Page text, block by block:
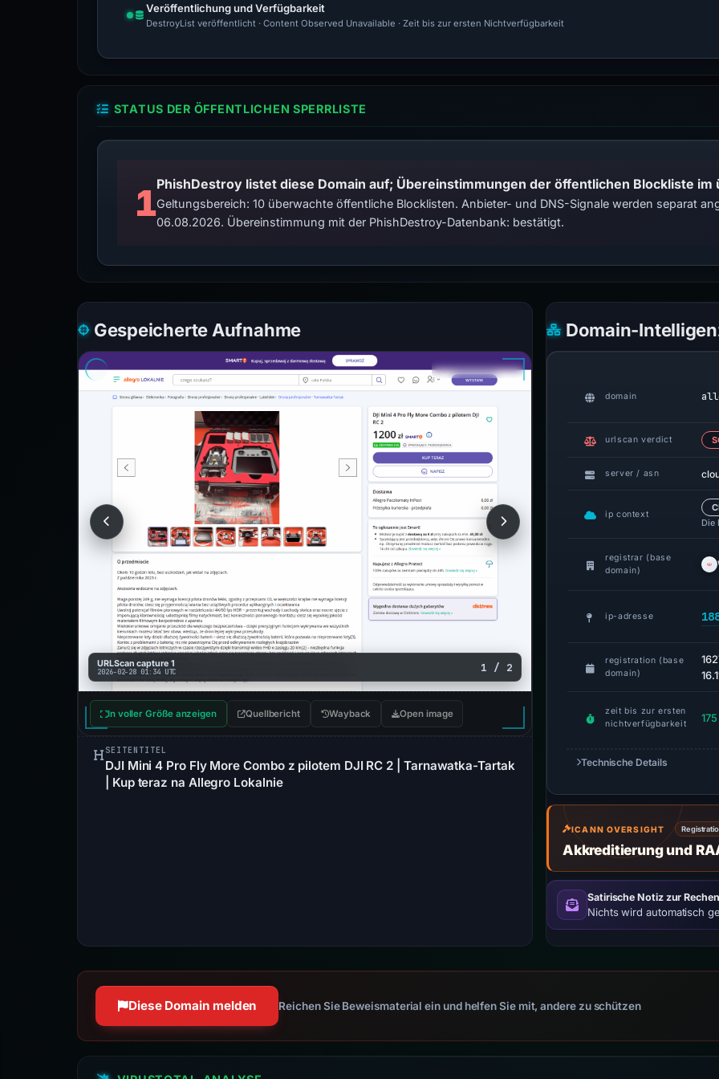
Veröffentlichung und Verfügbarkeit
DestroyList veröffentlicht · Content Observed Unavailable · Zeit bis zur ersten Nichtverfügbarkeit
STATUS DER ÖFFENTLICHEN SPERRLISTE
1PhishDestroy listet diese Domain auf; Übereinstimmungen der öffentlichen Blockliste im
Geltungsbereich: 10 überwachte öffentliche Blocklisten. Anbieter- und DNS-Signale werden separat
06.08.2026. Übereinstimmung mit der PhishDestroy-Datenbank: bestätigt.
Gespeicherte Aufnahme
URLScan capture 1
2026-02-28 01:34 UTC 1 / 2
In voller Größe anzeigen Quellbericht Wayback Open image
SEITENTITEL
DJI Mini 4 Pro Fly More Combo z pilotem DJI RC 2 | Tarnawatka-Tartak
| Kup teraz na Allegro Lokalnie
Domain-
domain
urlscan verdict
server / asn
ip context
Die
registrar (base
domain)
ip-adresse
registration (base
domain)
zeit bis zur ersten
nichtverfügbarkeit
Technische Details
ICANN OVERSIGHT
Akkreditierung und
Satirische Notiz zur
Nichts wird automatisch
Diese Domain melden Reichen Sie Beweismaterial ein und helfen Sie mit, andere zu schützen